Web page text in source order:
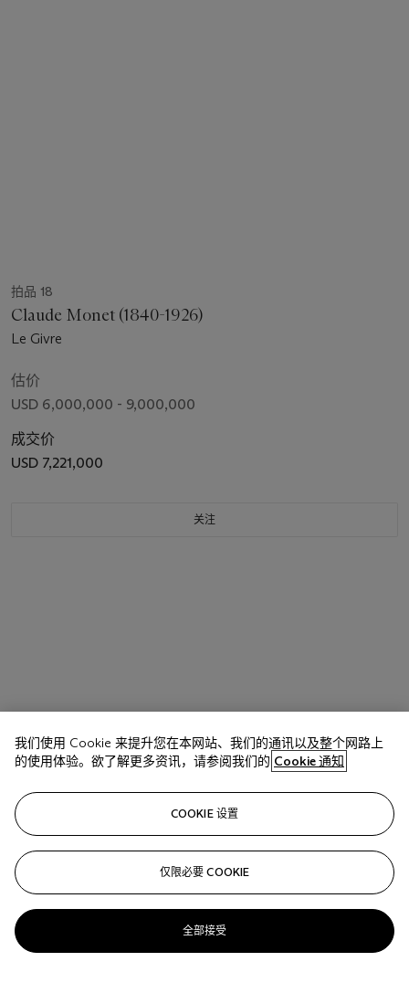
拍品 18
Claude Monet (1840-1926)
Le Givre
估价
USD 6,000,000 - 9,000,000
成交价
USD 7,221,000
关注
我们使用 Cookie 来提升您在本网站、我们的通讯以及整个网路上
的使用体验。欲了解更多资讯，请参阅我们的 Cookie 通知
COOKIE 设置
仅限必要 COOKIE
全部接受